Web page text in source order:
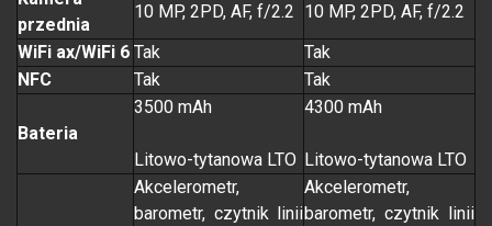
przednia
10 MP, 2PD, AF, f/2.2 10 MP, 2PD, AF, f/2.2
WiFi ax/WiFi 6 Tak
Tak
NFC
Tak Tak
Bateria
3500 mAh
Litowo-tytanowa LTO
4300 mAh
Litowo-tytanowa LTO
Akcelerometr,
barometr, czytnik linii
Akcelerometr,
barometr, czytnik linii